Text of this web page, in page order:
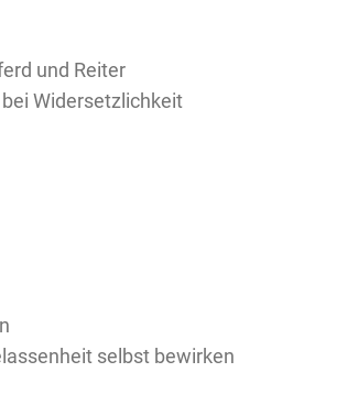
und Reiter
Widersetzlichkeit
selbst bewirken